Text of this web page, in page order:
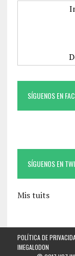
SÍGUENOS EN
SÍGUENOS EN
Mis tuits
POLÍTICA DE
IMEGALODON